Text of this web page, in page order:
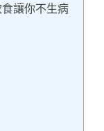
讓你不生病